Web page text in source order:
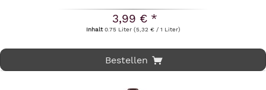
3,99 € *
Inhalt0.75 Liter (5,32 € / 1 Liter)
Bestellen